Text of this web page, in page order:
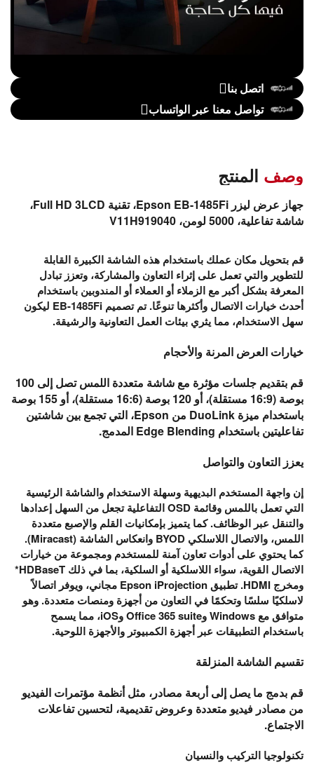
اتصل بنا
تواصل معنا عبر الواتساب
وصف المنتج
جهاز عرض ليزر Epson EB-1485Fi، تقنية Full HD 3LCD،
شاشة تفاعلية، 5000 لومن، V11H919040
قم بتحويل مكان عملك باستخدام هذه الشاشة الكبيرة القابلة
للتطوير والتي تعمل على إثراء التعاون والمشاركة، وتعزز تبادل
المعرفة بشكل أكبر مع الزملاء أو العملاء أو المندوبين باستخدام
أحدث خيارات الاتصال وأكثرها تنوعًا. تم تصميم EB-1485Fi ليكون
سهل الاستخدام، مما يثري بيئات العمل التعاونية والرشيقة.
خيارات العرض المرنة والأحجام
قم بتقديم جلسات مؤثرة مع شاشة متعددة اللمس تصل إلى 100
بوصة (16:9 مستقلة)، أو 120 بوصة (16:6 مستقلة)، أو 155 بوصة
باستخدام ميزة DuoLink من Epson، التي تجمع بين شاشتين
تفاعليتين باستخدام Edge Blending المدمج.
يعزز التعاون والتواصل
إن واجهة المستخدم البديهية وسهلة الاستخدام والشاشة الرئيسية
التي تعمل باللمس وقائمة OSD التفاعلية تجعل من السهل إعدادها
والتنقل عبر الوظائف. كما يتميز بإمكانيات القلم والإصبع متعددة
اللمس، والاتصال اللاسلكي BYOD وانعكاس الشاشة (Miracast).
كما يحتوي على أدوات تعاون آمنة للمستخدم ومجموعة من خيارات
الاتصال القوية، سواء اللاسلكية أو السلكية، بما في ذلك HDBaseT*
ومخرج HDMI. تطبيق Epson iProjection مجاني، ويوفر اتصالاً
لاسلكيًا سلسًا وتحكمًا في التعاون من أجهزة ومنصات متعددة. وهو
متوافق مع Windows وOffice 365 suite وiOS، مما يسمح
باستخدام التطبيقات عبر أجهزة الكمبيوتر والأجهزة اللوحية.
تقسيم الشاشة المنزلقة
قم بدمج ما يصل إلى أربعة مصادر، مثل أنظمة مؤتمرات الفيديو
من مصادر فيديو متعددة وعروض تقديمية، لتحسين تفاعلات
الاجتماع.
تكنولوجيا التركيب والنسيان